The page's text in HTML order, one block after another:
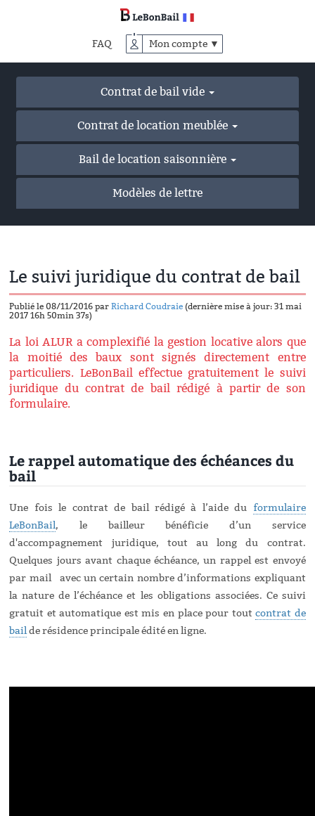
FAQ Mon compte ▼
Contrat de bail vide
Contrat de location meublée
Bail de location saisonnière
Modèles de lettre
Le suivi juridique du contrat de bail
Publié le 08/11/2016 parRichard Coudraie (dernière mise à jour: 31 mai
2017 16h 50min 37s)
La loi ALUR a complexifié la gestion locative alors que
la moitié des baux sont signés directement entre
particuliers. LeBonBail effectue gratuitement le suivi
juridique du contrat de bail rédigé à partir de son
formulaire.
Le rappel automatique des échéances du
bail
Une fois le contrat de bail rédigé à l’aide du formulaire
LeBonBail, le bailleur bénéficie d’un service
d'accompagnement juridique, tout au long du contrat.
Quelques jours avant chaque échéance, un rappel est envoyé
par mail avec un certain nombre d’informations expliquant
la nature de l’échéance et les obligations associées. Ce suivi
gratuit et automatique est mis en place pour toutcontrat de
bailde résidence principale édité en ligne.